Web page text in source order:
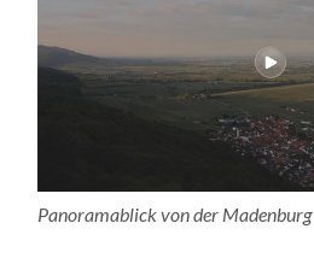
Panoramablick von der Madenburg